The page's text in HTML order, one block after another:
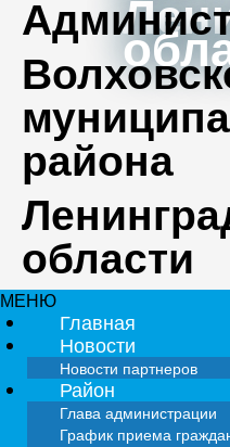
района
области
МЕНЮ
Главная
Новости
Новости партнеров
Район
Глава администрации
График приема